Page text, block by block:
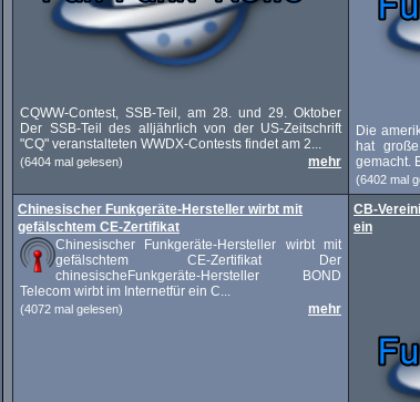
CQWW-Contest, SSB-Teil, am 28. und 29. Oktober
Der SSB-Teil des alljährlich von der US-Zeitschrift
"CQ" veranstalteten WWDX-Contests findet am 2...
(6404 mal gelesen) mehr
Die
hat
gemacht.
(6402 mal
Chinesischer Funkgeräte-Hersteller wirbt mit
gefälschtem CE-Zertifikat
Chinesischer Funkgeräte-Hersteller wirbt mit
gefälschtem CE-Zertifikat Der
chinesischeFunkgeräte-Hersteller BOND
Telecom wirbt im Internetfür ein C...
(4072 mal gelesen) mehr
CB-
ein